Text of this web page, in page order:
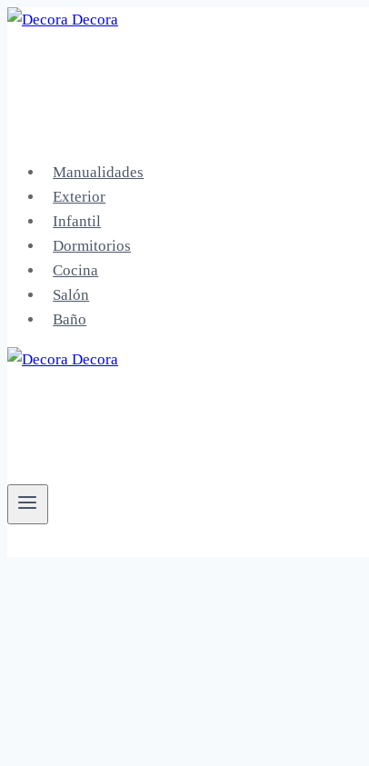
Saltar
Manualidades
Exterior
Infantil
Dormitorios
Cocina
Salón
Baño